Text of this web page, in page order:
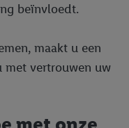
beïnvloedt.
maakt u een
met vertrouwen uw